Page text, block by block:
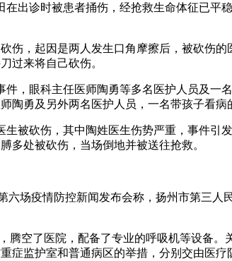
出诊时被患者捅伤，经抢救生命体征已
伤，起因是两人发生口角摩擦后，被砍伤
过来将自己砍伤。
，眼科主任医师陶勇等多名医护人员及
陶勇及另外两名医护人员，一名带孩子看病
被砍伤，其中陶姓医生伤势严重，事件
多处被砍伤，当场倒地并被送往抢救。
六场疫情防控新闻发布会称，扬州市第三
腾空了医院，配备了专业的呼吸机等设备
症监护室和普通病区的举措，分别交由医疗